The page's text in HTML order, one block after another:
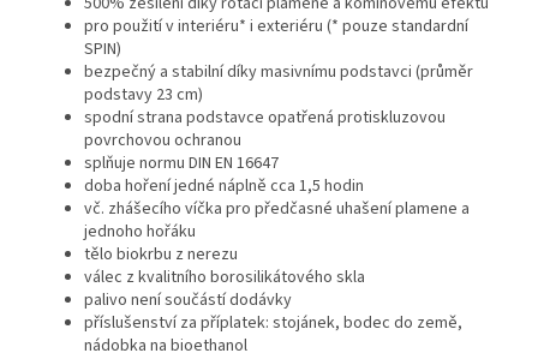
pro použití v interiéru* i exteriéru (* pouze standardní
SPIN)
bezpečný a stabilní díky masivnímu podstavci (průměr
podstavy 23 cm)
spodní strana podstavce opatřená protiskluzovou
povrchovou ochranou
splňuje normu DIN EN 16647
doba hoření jedné náplně cca 1,5 hodin
vč. zhášecího víčka pro předčasné uhašení plamene a
jednoho hořáku
tělo biokrbu z nerezu
válec z kvalitního borosilikátového skla
palivo není součástí dodávky
příslušenství za příplatek: stojánek, bodec do země,
nádobka na bioethanol